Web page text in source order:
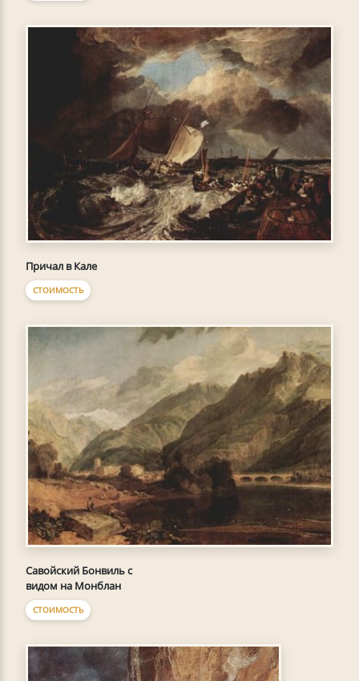
Причал в Кале
СТОИМОСТЬ
Савойский Бонвиль с
видом на Монблан
СТОИМОСТЬ